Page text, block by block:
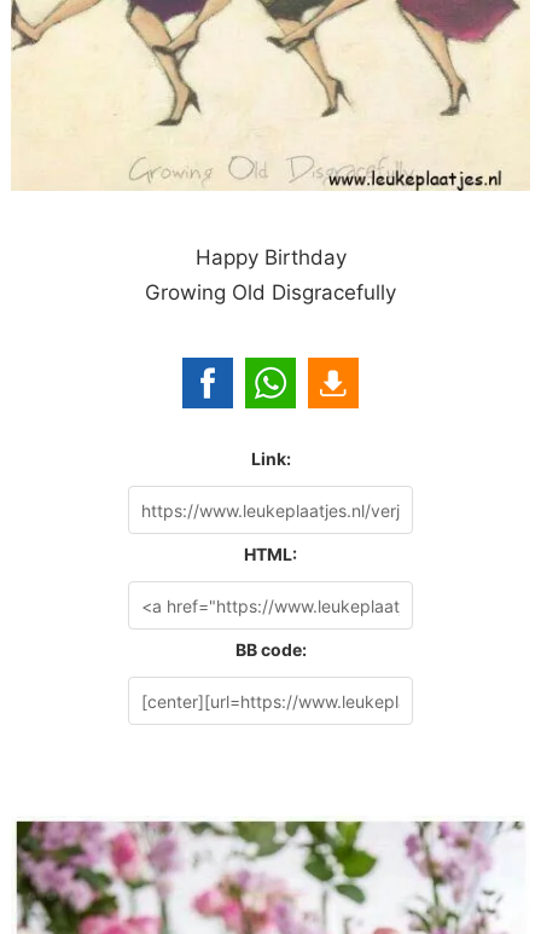
Happy Birthday
Growing Old Disgracefully
Link:
HTML:
BB code: